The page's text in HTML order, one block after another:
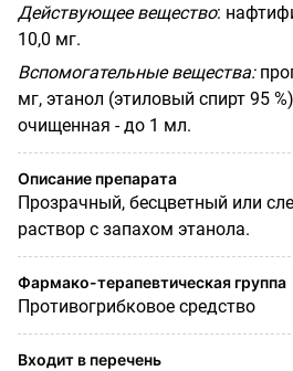
Действующее вещество:
10,0 мг.
Вспомогательные вещества:
мг, этанол (этиловый спирт 95
очищенная - до 1 мл.
Описание препарата
Прозрачный, бесцветный или
раствор с запахом этанола.
Фармако-терапевтическая группа
Противогрибковое средство
Входит в перечень